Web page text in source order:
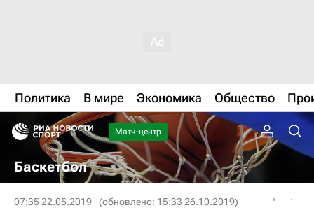
Политика В мире Экономика Общество
Матч-центр
Баскетбол
07:35 22.05.2019 (обновлено: 15:33 26.10.2019)